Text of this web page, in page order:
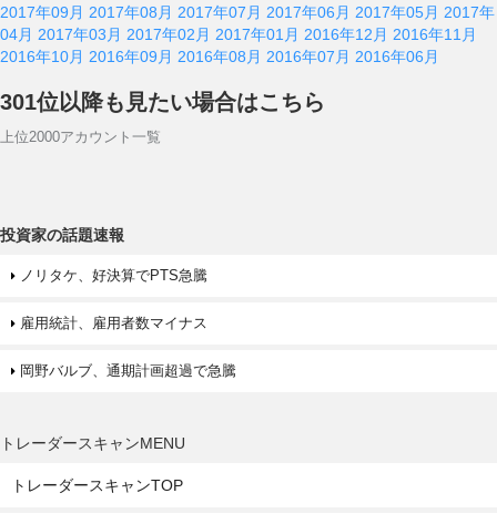
2017年09月 2017年08月 2017年07月 2017年06月 2017年05月 2017年
04月 2017年03月 2017年02月 2017年01月 2016年12月 2016年11月
2016年10月 2016年09月 2016年08月 2016年07月 2016年06月
301位以降も見たい場合はこちら
上位2000アカウント一覧
投資家の話題速報
ノリタケ、好決算でPTS急騰
雇用統計、雇用者数マイナス
岡野バルブ、通期計画超過で急騰
トレーダースキャンMENU
トレーダースキャンTOP